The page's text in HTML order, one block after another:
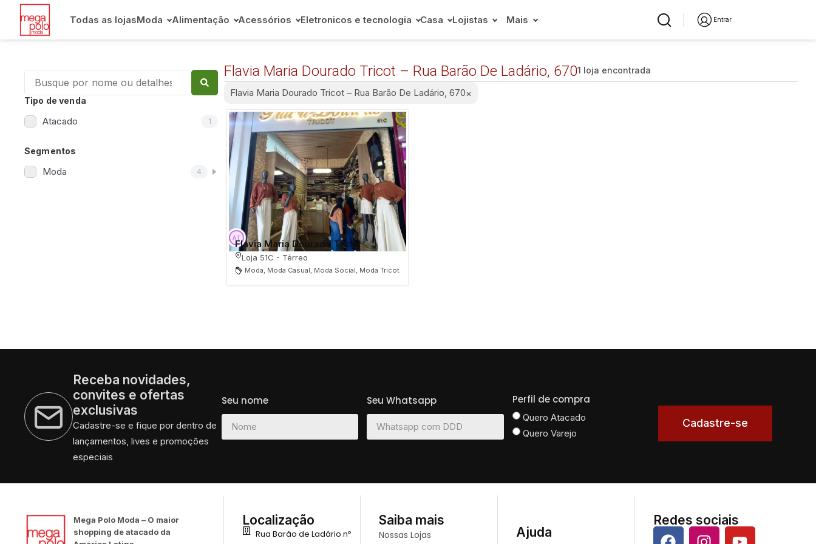
Todas as lojasModa Alimentação Acessórios Eletronicos e tecnologia Casa Lojistas Mais Entrar
Tipo de venda
Atacado 1
Segmentos
Moda 4
Flavia Maria Dourado Tricot – Rua Barão De Ladário, 6701 loja encontrada
Flavia Maria Dourado Tricot – Rua Barão De Ladário, 670×
Flavia Maria Dourado Tricot
Loja 51C - Térreo
Moda, Moda Casual, Moda Social, Moda Tricot
Receba novidades,
convites e ofertas
exclusivas
Cadastre-se e fique por dentro de
lançamentos, lives e promoções
especiais
Seu nome Seu Whatsapp Perfil de compra
Quero Atacado
Quero Varejo
Cadastre-se
Mega Polo Moda – O maior
shopping de atacado da
Localização
Rua Barão de Ladário nº
Saiba mais
Nossas Lojas Ajuda
Redes sociais